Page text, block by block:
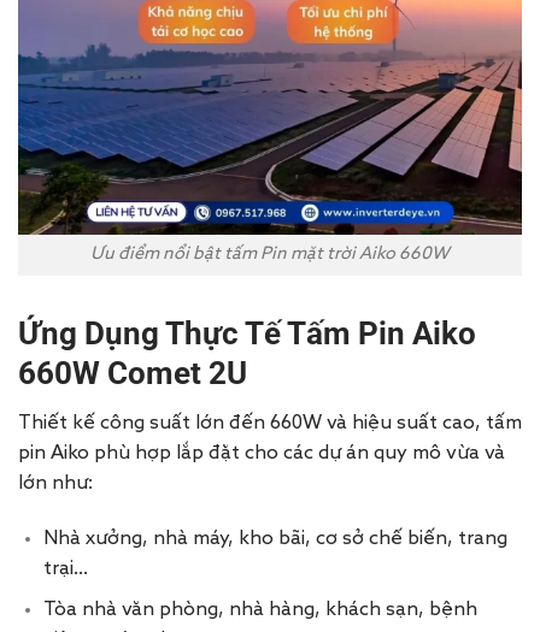
Ưu điểm nổi bật tấm Pin mặt trời Aiko 660W
Ứng Dụng Thực Tế Tấm Pin Aiko
660W Comet 2U
Thiết kế công suất lớn đến 660W và hiệu suất cao, tấm
pin Aiko phù hợp lắp đặt cho các dự án quy mô vừa và
lớn như:
Nhà xưởng, nhà máy, kho bãi, cơ sở chế biến, trang
trại…
Tòa nhà văn phòng, nhà hàng, khách sạn, bệnh